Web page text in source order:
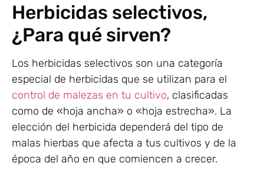
Herbicidas selectivos,
¿Para qué sirven?
Los herbicidas selectivos son una categoría
especial de herbicidas que se utilizan para el
control de malezas en tu cultivo, clasificadas
como de «hoja ancha» o «hoja estrecha». La
elección del herbicida dependerá del tipo de
malas hierbas que afecta a tus cultivos y de la
época del año en que comiencen a crecer.